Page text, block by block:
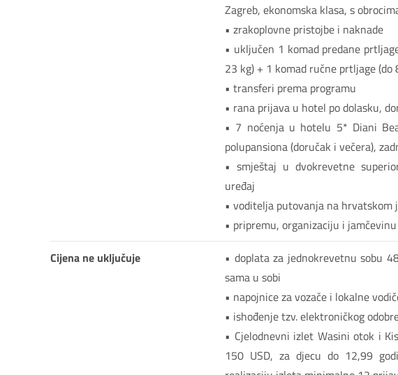
Zagreb, ekonomska klasa, s
• zrakoplovne pristojbe i naknade
• uključen 1 komad predane
23 kg) + 1 komad ručne prtljage
• transferi prema programu
• rana prijava u hotel po dolasku,
• 7 noćenja u hotelu 5* Diani
polupansiona (doručak i večera),
• smještaj u dvokrevetne
uređaj
• voditelja putovanja na hrvatskom
• pripremu, organizaciju i
Cijena ne uključuje
• doplata za jednokrevetnu sobu
sama u sobi
• napojnice za vozače i lokalne
• ishođenje tzv. elektroničkog
• Cjelodnevni izlet Wasini otok i
150 USD, za djecu do 12,99